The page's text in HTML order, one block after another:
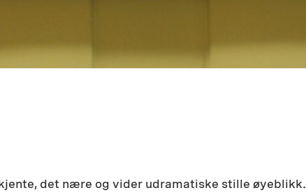
det nære og vider udramatiske stille øyeblikk.